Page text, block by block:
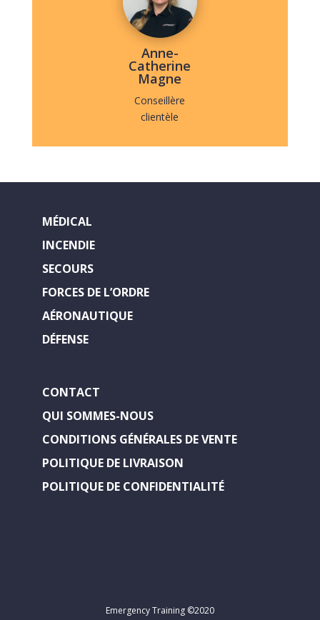
Anne-
Catherine
Magne
Conseillère
clientèle
MÉDICAL
INCENDIE
SECOURS
FORCES DE L’ORDRE
AÉRONAUTIQUE
DÉFENSE
CONTACT
QUI SOMMES-NOUS
CONDITIONS GÉNÉRALES DE VENTE
POLITIQUE DE LIVRAISON
POLITIQUE DE CONFIDENTIALITÉ
Emergency Training ©2020